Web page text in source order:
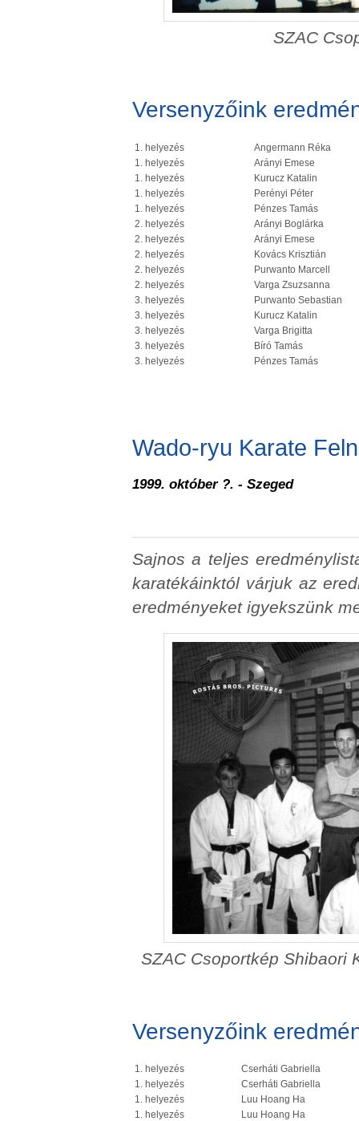
SZAC
Versenyzőink
1. helyezés
Angermann Réka
1. helyezés
Arányi Emese
1. helyezés
Kurucz Katalin
1. helyezés
Perényi Péter
1. helyezés
Pénzes Tamás
2. helyezés
Arányi Boglárka
2. helyezés
Arányi Emese
2. helyezés
Kovács Krisztián
2. helyezés
Purwanto Marcell
2. helyezés
Varga Zsuzsanna
3. helyezés
Purwanto Sebastian
3. helyezés
Kurucz Katalin
3. helyezés
Varga Brigitta
3. helyezés
Bíró Tamás
3. helyezés
Pénzes Tamás
Wado-ryu Karate
1999. október ?. - Szeged
Sajnos a teljes
karatékáinktól várjuk az
eredményeket igyekszünk
SZAC Csoportkép Shibaori
Versenyzőink
1. helyezés
Cserháti Gabriella
1. helyezés
Cserháti Gabriella
1. helyezés
Luu Hoang Ha
1. helyezés
Luu Hoang Ha